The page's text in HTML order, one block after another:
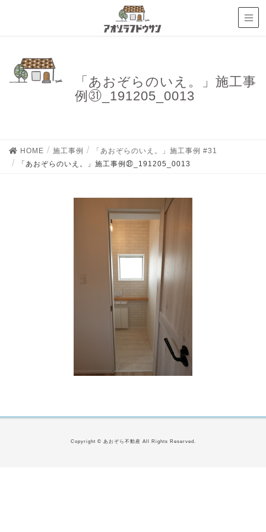
「あおぞらのいえ。」施工事
例㉛_191205_0013
HOME 施工事例
「あおぞらのいえ。」施工事例 #31
「あおぞらのいえ。」施工事例㉛_191205_0013
Copyright © あおぞら不動産 All Rights Reserved.